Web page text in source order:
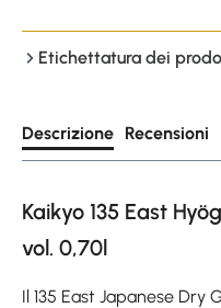
Etichettatura dei
Descrizione Recensioni
Kaikyo 135 East
vol. 0,70l
Il 135 East Japanese Dry